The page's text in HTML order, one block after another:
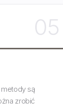
05
są
zrobić